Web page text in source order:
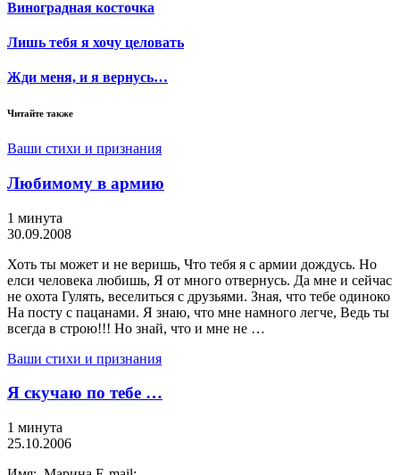
Виноградная косточка
Лишь тебя я хочу целовать
Жди меня, и я вернусь…
Читайте также
Ваши стихи и признания
Любимому в армию
1 минута
30.09.2008
Хоть ты может и не веришь, Что тебя я с армии дождусь. Но
елси человека любишь, Я от много отвернусь. Да мне и сейчас
не охота Гулять, веселиться с друзьями. Зная, что тебе одиноко
На посту с пацанами. Я знаю, что мне намного легче, Ведь ты
всегда в строю!!! Но знай, что и мне не …
Ваши стихи и признания
Я скучаю по тебе …
1 минута
25.10.2006